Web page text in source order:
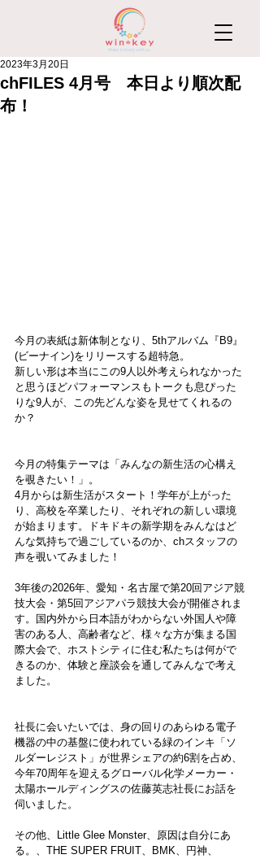
chFILES 4月号 本日より順次配
布！
2023年3月20日
今月の表紙は新体制となり、5thアルバム『B9』
(ビーナイン)をリリースする超特急。
新しい形は本当にこの9人以外考えられなかった
と思うほどパフォーマンスもトークも息ぴった
りな9人が、この先どんな姿を見せてくれるの
か？
今月の特集テーマは「みんなの新生活の心構え
を覗きたい！」。
4月からは新生活がスタート！学年が上がった
り、高校を卒業したり、それぞれの新しい環境
が始まります。ドキドキの新学期をみんなはど
んな気持ちで過ごしているのか、chスタッフの
声を覗いてみました！
3年後の2026年、愛知・名古屋で第20回アジア競
技大会・第5回アジアパラ競技大会が開催されま
す。国内外から日本語がわからない外国人や障
害のある人、高齢者など、様々な方が集まる国
際大会で、ホストシティに住む私たちは何がで
きるのか、体験と座談会を通してみんなで考え
ました。
社長に会いたいでは、身の回りのあらゆる電子
機器の中の基盤に使われている緑のインキ「ソ
ルダーレジスト」が世界シェアの約6割を占め、
今年70周年を迎えるグローバル化学メーカー・
太陽ホールディングスの佐藤英志社長にお話を
伺いました。
その他、Little Glee Monster、原因は自分にあ
る。、THE SUPER FRUIT、BMK、円神、